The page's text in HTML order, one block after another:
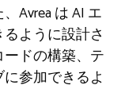
Avrea は AI エ
ように設計さ
ドの構築、テ
参加できるよ